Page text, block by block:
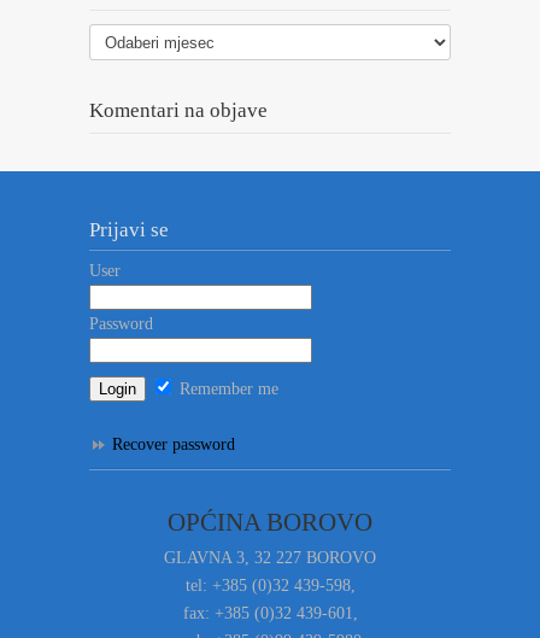
Arhiva
vesti
Komentari na objave
Prijavi se
User
Password
Remember me
Recover password
OPĆINA BOROVO
GLAVNA 3, 32 227 BOROVO
tel: +385 (0)32 439-598,
fax: +385 (0)32 439-601,